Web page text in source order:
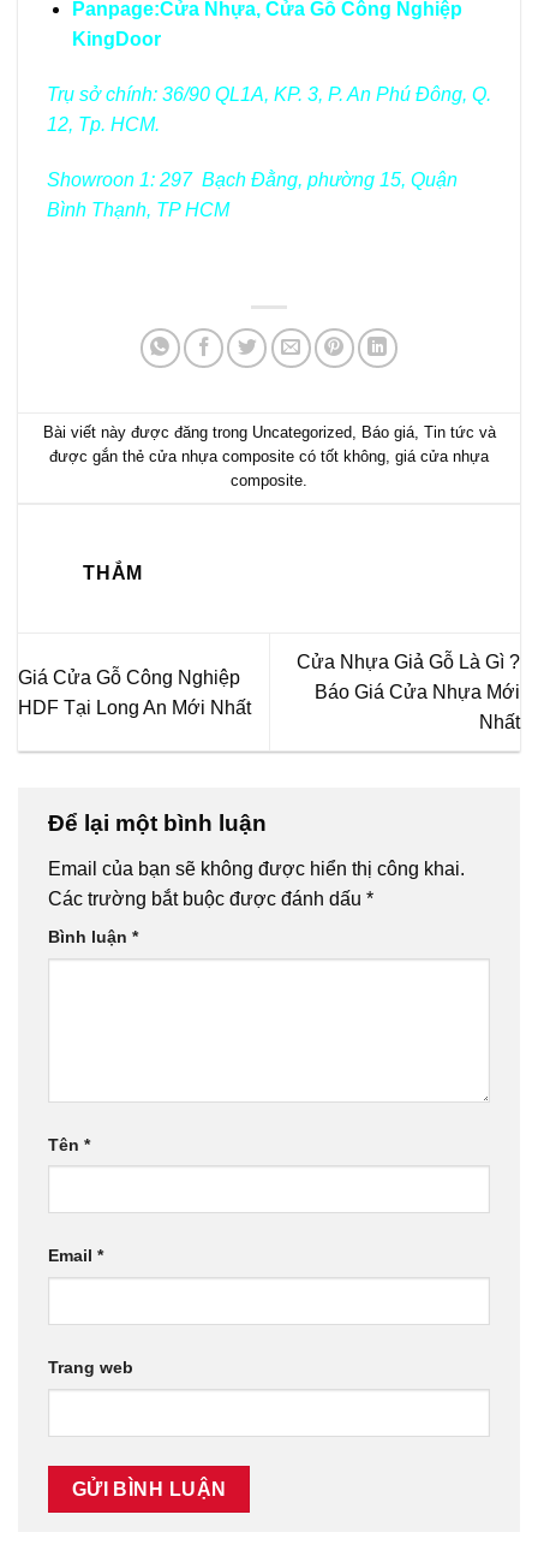
Panpage:Cửa Nhựa, Cửa Gỗ Công Nghiệp
KingDoor
Trụ sở chính: 36/90 QL1A, KP. 3, P. An Phú Đông, Q.
12, Tp. HCM.
Showroon 1: 297 Bạch Đằng, phường 15, Quận
Bình Thạnh, TP HCM
Bài viết này được đăng trong Uncategorized, Báo giá, Tin tức và
được gắn thẻ cửa nhựa composite có tốt không, giá cửa nhựa
composite.
THẮM
Giá Cửa Gỗ Công Nghiệp
HDF Tại Long An Mới Nhất
Cửa Nhựa Giả Gỗ Là Gì ?
Báo Giá Cửa Nhựa Mới
Nhất
Để lại một bình luận
Email của bạn sẽ không được hiển thị công khai.
Các trường bắt buộc được đánh dấu *
Bình luận *
Tên *
Email *
Trang web